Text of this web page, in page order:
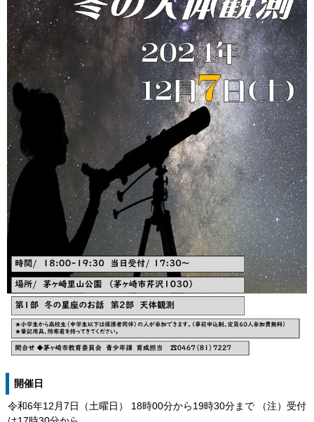
開催日
令和6年12月7日（土曜日） 18時00分から19時30分まで （注）受付